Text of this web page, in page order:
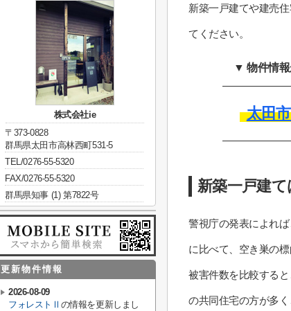
新築一戸建てや建売
てください。
▼ 物件情
太田
新築一戸建
警視庁の発表によれ
に比べて、空き巣の
被害件数を比較する
の共同住宅の方が多
株式会社ie
〒373-0828
群馬県太田市高林西町531-5
TEL/0276-55-5320
FAX/0276-55-5320
群馬県知事 (1) 第7822号
更新物件情報
2026-08-09
フォレストⅡ の情報を更新しまし